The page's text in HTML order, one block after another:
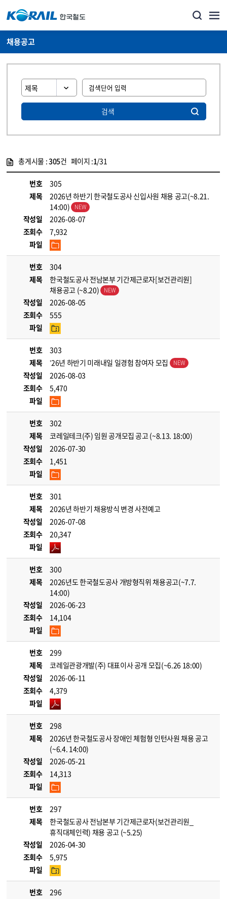
채용공고
검색
총게시물 :305건 페이지 :1/31
번호
305
제목
2026년 하반기 한국철도공사 신입사원 채용 공고(~8.21.
14:00)
작성일
2026-08-07
조회수
7,932
파일
번호
304
제목
한국철도공사 전남본부 기간제근로자[보건관리원]
채용공고 (~8.20)
작성일
2026-08-05
조회수
555
파일
번호
303
제목
’26년 하반기 미래내일 일경험 참여자 모집
작성일
2026-08-03
조회수
5,470
파일
번호
302
제목
코레일테크(주) 임원 공개모집 공고 (~8.13. 18:00)
작성일
2026-07-30
조회수
1,451
파일
번호
301
제목
2026년 하반기 채용방식 변경 사전예고
작성일
2026-07-08
조회수
20,347
파일
번호
300
제목
2026년도 한국철도공사 개방형직위 채용공고(~7.7.
14:00)
작성일
2026-06-23
조회수
14,104
파일
번호
299
제목
코레일관광개발(주) 대표이사 공개 모집(~6.26 18:00)
작성일
2026-06-11
조회수
4,379
파일
번호
298
제목
2026년 한국철도공사 장애인 체험형 인턴사원 채용 공고
(~6.4. 14:00)
작성일
2026-05-21
조회수
14,313
파일
번호
297
제목
한국철도공사 전남본부 기간제근로자(보건관리원_
휴직대체인력) 채용 공고 (~5.25)
작성일
2026-04-30
조회수
5,975
파일
번호
296